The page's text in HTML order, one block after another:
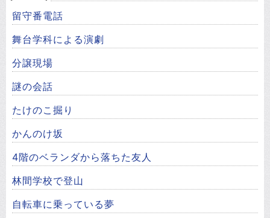
留守番電話
舞台学科による演劇
分譲現場
謎の会話
たけのこ掘り
かんのけ坂
4階のベランダから落ちた友人
林間学校で登山
自転車に乗っている夢